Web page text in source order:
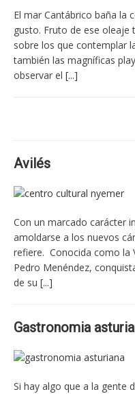
El mar Cantábrico baña la
gusto. Fruto de ese oleaje
sobre los que contemplar
también las magníficas
observar el [...]
Avilés
Con un marcado carácter
amoldarse a los nuevos
refiere. Conocida como la
Pedro Menéndez,
de su [...]
Gastronomia
Si hay algo que a la gente